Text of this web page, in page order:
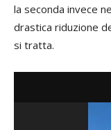
la seconda invece
drastica riduzione
si tratta.